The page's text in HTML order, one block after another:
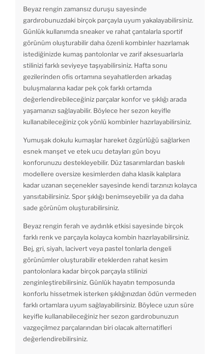
Beyaz rengin zamansız duruşu sayesinde
gardırobunuzdaki birçok parçayla uyum yakalayabilirsiniz.
Günlük kullanımda sneaker ve rahat çantalarla sportif
görünüm oluşturabilir daha özenli kombinler hazırlamak
istediğinizde kumaş pantolonlar ve zarif aksesuarlarla
stilinizi farklı seviyeye taşıyabilirsiniz. Hafta sonu
gezilerinden ofis ortamına seyahatlerden arkadaş
buluşmalarına kadar pek çok farklı ortamda
değerlendirebileceğiniz parçalar konfor ve şıklığı arada
yaşamanızı sağlayabilir. Böylece her sezon keyifle
kullanabileceğiniz çok yönlü kombinler hazırlayabilirsiniz.
Yumuşak dokulu kumaşlar hareket özgürlüğü sağlarken
esnek manşet ve etek ucu detayları gün boyu
konforunuzu destekleyebilir. Düz tasarımlardan baskılı
modellere oversize kesimlerden daha klasik kalıplara
kadar uzanan seçenekler sayesinde kendi tarzınızı kolayca
yansıtabilirsiniz. Spor şıklığı benimseyebilir ya da daha
sade görünüm oluşturabilirsiniz.
Beyaz rengin ferah ve aydınlık etkisi sayesinde birçok
farklı renk ve parçayla kolayca kombin hazırlayabilirsiniz.
Bej, gri, siyah, lacivert veya pastel tonlarla dengeli
görünümler oluşturabilir eteklerden rahat kesim
pantolonlara kadar birçok parçayla stilinizi
zenginleştirebilirsiniz. Günlük hayatın temposunda
konforlu hissetmek isterken şıklığınızdan ödün vermeden
farklı ortamlara uyum sağlayabilirsiniz. Böylece uzun süre
keyifle kullanabileceğiniz her sezon gardırobunuzun
vazgeçilmez parçalarından biri olacak alternatifleri
değerlendirebilirsiniz.